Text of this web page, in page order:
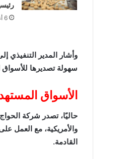
6 أغسطس، 2026
وأشار المدير التنفيذي
سهولة تصديرها للأسواق
الأسواق
حاليًا، تصدر شركة الحواج منتجاتها إلى أكثر من
والأمريكية، مع العمل
القادمة.